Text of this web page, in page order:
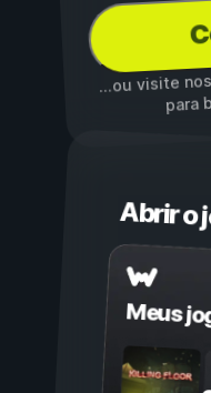
...ou visite
para
Abrir o
Meus